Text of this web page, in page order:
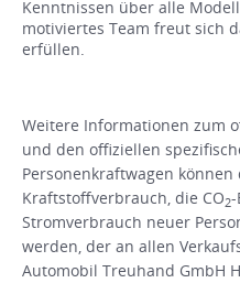
Kenntnissen über alle
motiviertes Team freut sich
erfüllen.
Weitere Informationen zum
und den offiziellen
Personenkraftwagen
Kraftstoffverbrauch, die CO2-
Stromverbrauch neuer
werden, der an allen
Automobil Treuhand GmbH